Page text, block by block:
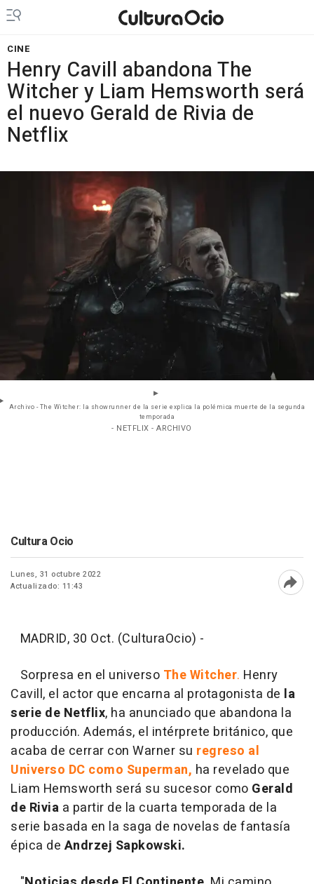
CINE
Henry Cavill abandona The
Witcher y Liam Hemsworth será
el nuevo Gerald de Rivia de
Netflix
Archivo - The Witcher: la showrunner de la serie explica la polémica muerte de la segunda
temporada
- NETFLIX - ARCHIVO
Cultura Ocio
Lunes, 31 octubre 2022
Actualizado: 11:43
MADRID, 30 Oct. (CulturaOcio) -
Sorpresa en el universo The Witcher. Henry
Cavill, el actor que encarna al protagonista de la
serie de Netflix, ha anunciado que abandona la
producción. Además, el intérprete británico, que
acaba de cerrar con Warner su regreso al
Universo DC como Superman, ha revelado que
Liam Hemsworth será su sucesor como Gerald
de Rivia a partir de la cuarta temporada de la
serie basada en la saga de novelas de fantasía
épica de Andrzej Sapkowski.